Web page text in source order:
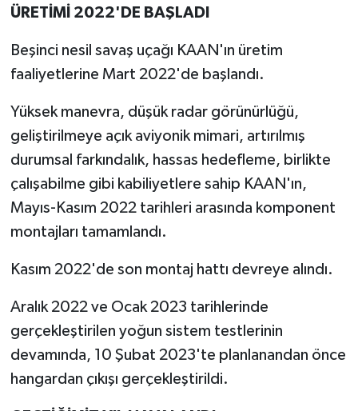
ÜRETİMİ 2022'DE BAŞLADI
Beşinci nesil savaş uçağı KAAN'ın üretim
faaliyetlerine Mart 2022'de başlandı.
Yüksek manevra, düşük radar görünürlüğü,
geliştirilmeye açık aviyonik mimari, artırılmış
durumsal farkındalık, hassas hedefleme, birlikte
çalışabilme gibi kabiliyetlere sahip KAAN'ın,
Mayıs-Kasım 2022 tarihleri arasında komponent
montajları tamamlandı.
Kasım 2022'de son montaj hattı devreye alındı.
Aralık 2022 ve Ocak 2023 tarihlerinde
gerçekleştirilen yoğun sistem testlerinin
devamında, 10 Şubat 2023'te planlanandan önce
hangardan çıkışı gerçekleştirildi.